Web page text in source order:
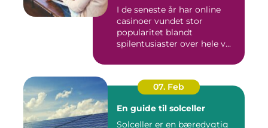
I de seneste år har online
casinoer vundet stor
popularitet blandt
spilentusiaster over hele v...
07. Feb
En guide til solceller
Solceller er en bæredygtig